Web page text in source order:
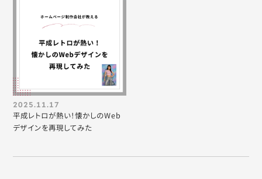
2025.11.17
平成レトロが熱い！懐かしのWeb
デザインを再現してみた